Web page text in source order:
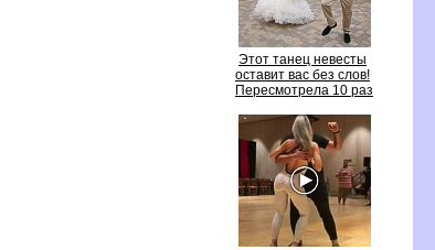
Этот танец невесты
оставит вас без слов!
Пересмотрела 10 раз